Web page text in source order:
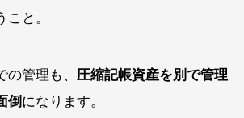
と。
の管理も、 圧縮記帳資産を別で管理
倒 になります。